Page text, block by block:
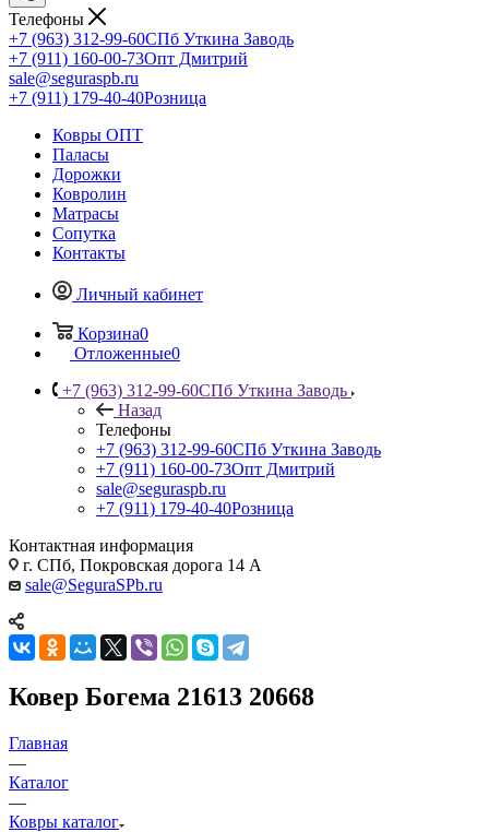
Телефоны
+7 (963) 312-99-60СПб Уткина Заводь
+7 (911) 160-00-73Опт Дмитрий
sale@seguraspb.ru
+7 (911) 179-40-40Розница
Ковры ОПТ
Паласы
Дорожки
Ковролин
Матрасы
Сопутка
Контакты
Личный кабинет
Корзина0
Отложенные0
+7 (963) 312-99-60СПб Уткина Заводь
Назад
Телефоны
+7 (963) 312-99-60СПб Уткина Заводь
+7 (911) 160-00-73Опт Дмитрий
sale@seguraspb.ru
+7 (911) 179-40-40Розница
Контактная информация
г. СПб, Покровская дорога 14 А
sale@SeguraSPb.ru
Ковер Богема 21613 20668
Главная
—
Каталог
—
Ковры каталог